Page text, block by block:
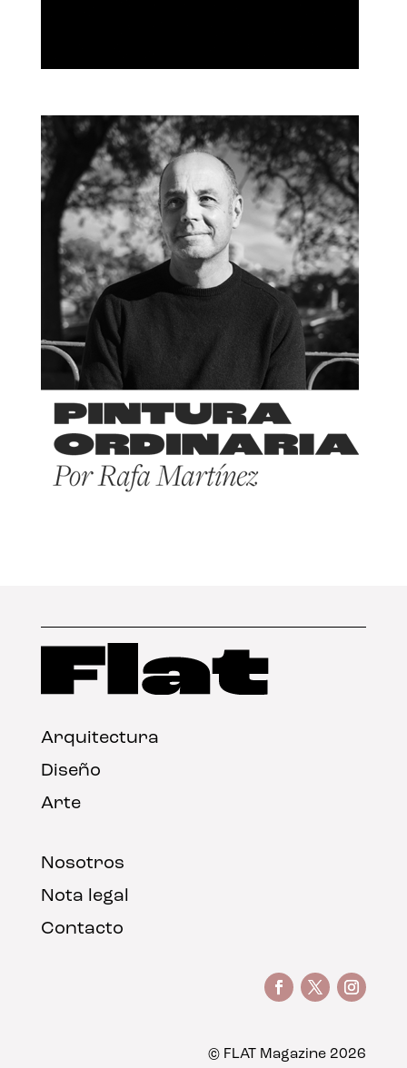
Arquitectura
Diseño
Arte
Nosotros
Nota legal
Contacto
© FLAT Magazine 2026